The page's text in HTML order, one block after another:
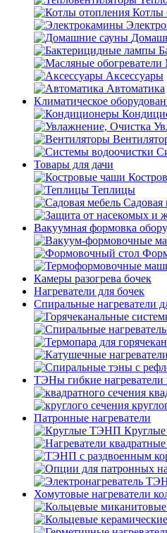
Котлы
Аксессуары
Автоматика
Климатическое
Товары для дачи
Теплицы
Садовая
Вакуумная формовка
Камеры разогрева бочек
Нагреватели для бочек
Спиральные нагреватели
ТЭНы гибкие нагреватели
Патронные нагреватели
Хомутовые нагреватели